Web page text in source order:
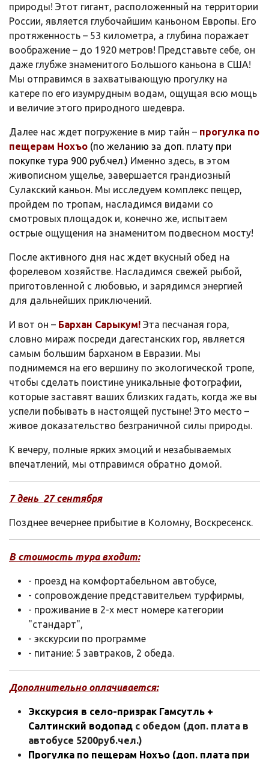
природы! Этот гигант, расположенный на территории
России, является глубочайшим каньоном Европы. Его
протяженность – 53 километра, а глубина поражает
воображение – до 1920 метров! Представьте себе, он
даже глубже знаменитого Большого каньона в США!
Мы отправимся в захватывающую прогулку на
катере по его изумрудным водам, ощущая всю мощь
и величие этого природного шедевра.
Далее нас ждет погружение в мир тайн – прогулка по
пещерам Нохъо (по желанию за доп. плату при
покупке тура 900 руб.чел.) Именно здесь, в этом
живописном ущелье, завершается грандиозный
Сулакский каньон. Мы исследуем комплекс пещер,
пройдем по тропам, насладимся видами со
смотровых площадок и, конечно же, испытаем
острые ощущения на знаменитом подвесном мосту!
После активного дня нас ждет вкусный обед на
форелевом хозяйстве. Насладимся свежей рыбой,
приготовленной с любовью, и зарядимся энергией
для дальнейших приключений.
И вот он – Бархан Сарыкум! Эта песчаная гора,
словно мираж посреди дагестанских гор, является
самым большим барханом в Евразии. Мы
поднимемся на его вершину по экологической тропе,
чтобы сделать поистине уникальные фотографии,
которые заставят ваших близких гадать, когда же вы
успели побывать в настоящей пустыне! Это место –
живое доказательство безграничной силы природы.
К вечеру, полные ярких эмоций и незабываемых
впечатлений, мы отправимся обратно домой.
7 день 27сентября
Позднее вечернее прибытие в Коломну, Воскресенск.
В стоимость тура входит:
- проезд на комфортабельном автобусе,
- сопровождение представительем турфирмы,
- проживание в 2-х мест номере категории
"стандарт",
- экскурсии по программе
- питание: 5 завтраков, 2 обеда.
Дополнительно оплачивается:
Экскурсия в село-призрак Гамсутль +
Салтинский водопад с обедом (доп. плата в
автобусе 5200руб.чел.)
Прогулка по пещерам Нохъо (доп. плата при